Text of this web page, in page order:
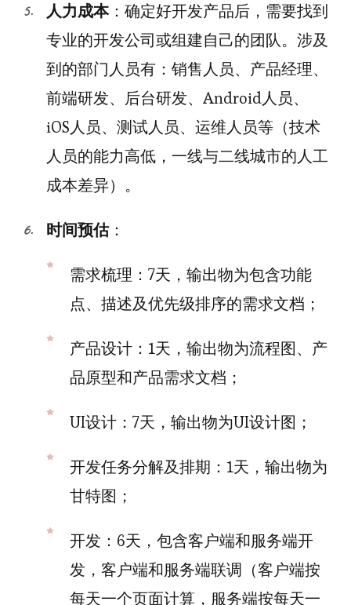
人力成本：确定好开发产品后，需要找到
专业的开发公司或组建自己的团队。涉及
到的部门人员有：销售人员、产品经理、
前端研发、后台研发、Android人员、
iOS人员、测试人员、运维人员等（技术
人员的能力高低，一线与二线城市的人工
成本差异）。
时间预估：
需求梳理：7天，输出物为包含功能
点、描述及优先级排序的需求文档；
产品设计：1天，输出物为流程图、产
品原型和产品需求文档；
UI设计：7天，输出物为UI设计图；
开发任务分解及排期：1天，输出物为
甘特图；
开发：6天，包含客户端和服务端开
发，客户端和服务端联调（客户端按
每天一个页面计算，服务端按每天一